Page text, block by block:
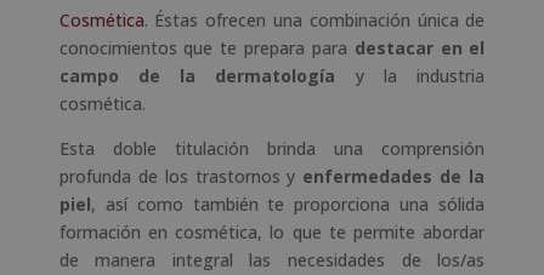
Cosmética. Éstas ofrecen una combinación única de
conocimientos que te prepara para destacar en el
campo de la dermatología y la industria
cosmética.
Esta doble titulación brinda una comprensión
profunda de los trastornos y enfermedades de la
piel, así como también te proporciona una sólida
formación en cosmética, lo que te permite abordar
de manera integral las necesidades de los/as